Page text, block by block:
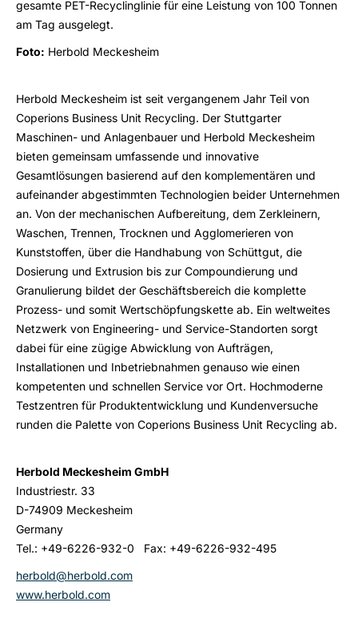
gesamte PET-Recyclinglinie für eine Leistung von 100 Tonnen
am Tag ausgelegt.
Foto: Herbold Meckesheim
Herbold Meckesheim ist seit vergangenem Jahr Teil von
Coperions Business Unit Recycling. Der Stuttgarter
Maschinen- und Anlagenbauer und Herbold Meckesheim
bieten gemeinsam umfassende und innovative
Gesamtlösungen basierend auf den komplementären und
aufeinander abgestimmten Technologien beider Unternehmen
an. Von der mechanischen Aufbereitung, dem Zerkleinern,
Waschen, Trennen, Trocknen und Agglomerieren von
Kunststoffen, über die Handhabung von Schüttgut, die
Dosierung und Extrusion bis zur Compoundierung und
Granulierung bildet der Geschäftsbereich die komplette
Prozess- und somit Wertschöpfungskette ab. Ein weltweites
Netzwerk von Engineering- und Service-Standorten sorgt
dabei für eine zügige Abwicklung von Aufträgen,
Installationen und Inbetriebnahmen genauso wie einen
kompetenten und schnellen Service vor Ort. Hochmoderne
Testzentren für Produktentwicklung und Kundenversuche
runden die Palette von Coperions Business Unit Recycling ab.
Herbold Meckesheim GmbH
Industriestr. 33
D-74909 Meckesheim
Germany
Tel.: +49-6226-932-0 Fax: +49-6226-932-495
herbold@herbold.com
www.herbold.com